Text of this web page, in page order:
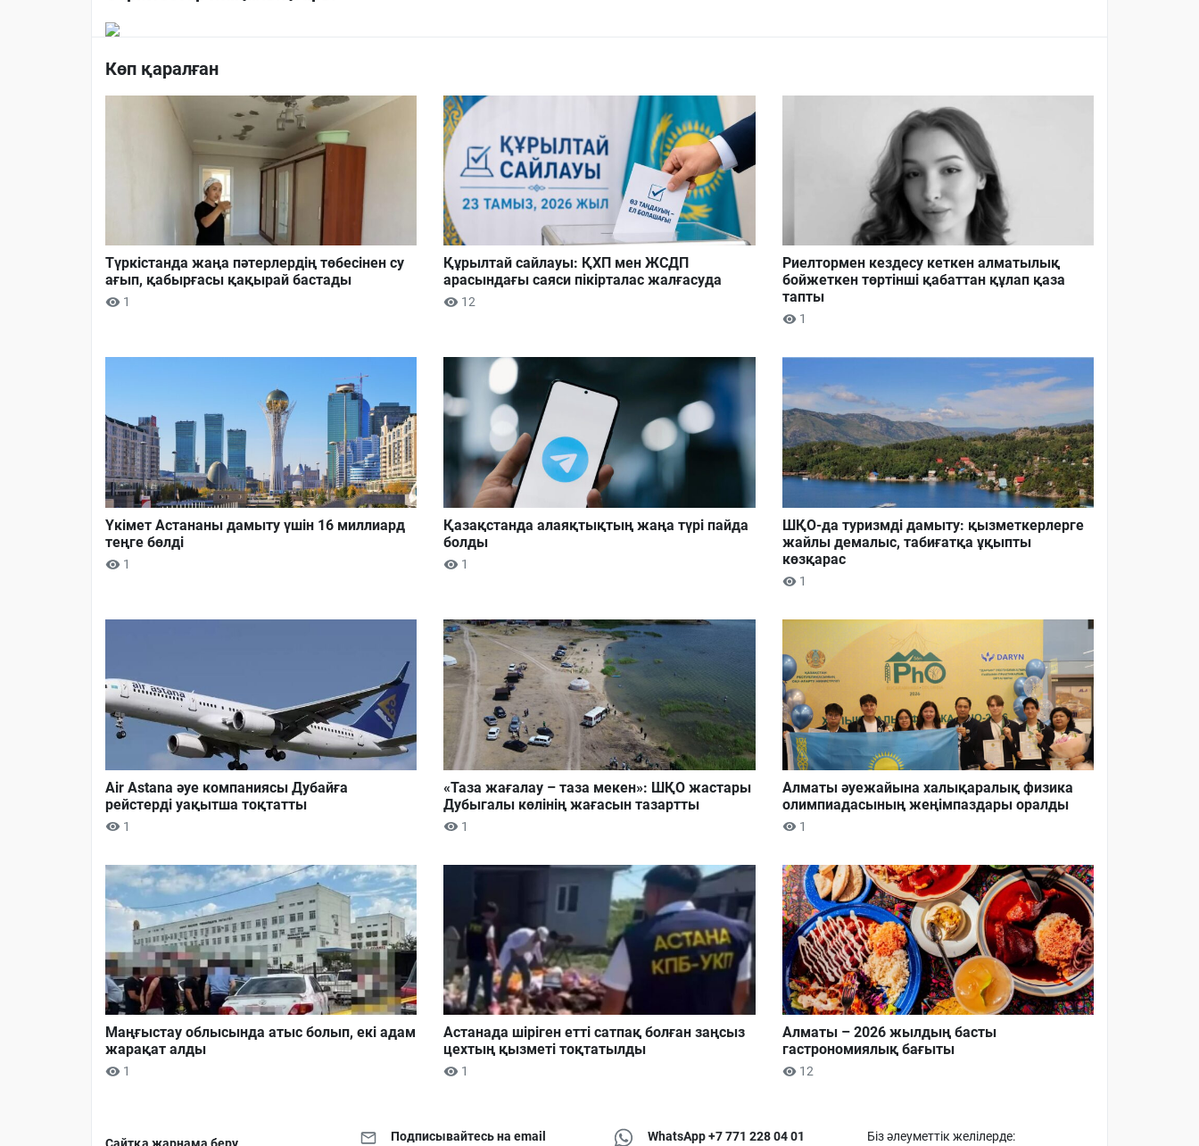
Көп қаралған
Түркістанда жаңа пәтерлердің төбесінен су
ағып, қабырғасы қақырай бастады
1
Құрылтай сайлауы: ҚХП мен ЖСДП
арасындағы саяси пікірталас жалғасуда
12
Риелтормен кездесу кеткен алматылық
бойжеткен төртінші қабаттан құлап қаза
тапты
1
Үкімет Астананы дамыту үшін 16 миллиард
теңге бөлді
1
Қазақстанда алаяқтықтың жаңа түрі пайда
болды
1
ШҚО-да туризмді дамыту: қызметкерлерге
жайлы демалыс, табиғатқа ұқыпты
көзқарас
1
Air Astana әуе компаниясы Дубайға
рейстерді уақытша тоқтатты
1
«Таза жағалау – таза мекен»: ШҚО жастары
Дубыгалы көлінің жағасын тазартты
1
Алматы әуежайына халықаралық физика
олимпиадасының жеңімпаздары оралды
1
Маңғыстау облысында атыс болып, екі адам
жарақат алды
1
Астанада шіріген етті сатпақ болған заңсыз
цехтың қызметі тоқтатылды
1
Алматы – 2026 жылдың басты
гастрономиялық бағыты
12
Подписывайтесь на email WhatsApp +7 771 228 04 01 Біз әлеуметтік желілерде: